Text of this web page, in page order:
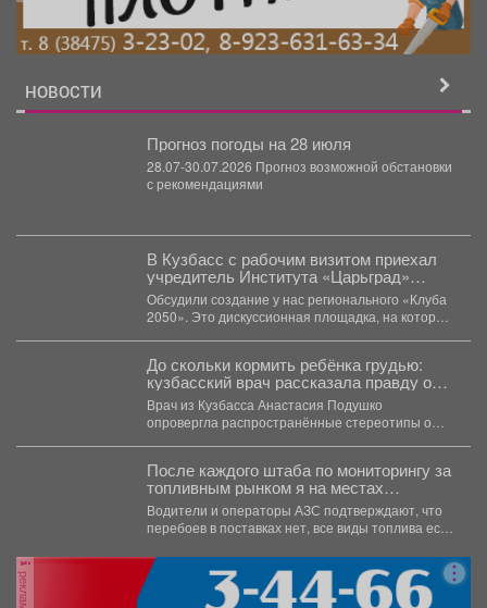
НОВОСТИ
Прогноз погоды на 28 июля
28.07-30.07.2026 Прогноз возможной обстановки
с рекомендациями
В Кузбасс с рабочим визитом приехал
учредитель Института «Царьград»
Константин Малофеев.
Обсудили создание у нас регионального «Клуба
2050». Это дискуссионная площадка, на которой
До скольки кормить ребёнка грудью:
кузбасский врач рассказала правду о
лактации
Врач из Кузбасса Анастасия Подушко
опровергла распространённые стереотипы о
После каждого штаба по мониторингу за
топливным рынком я на местах
проверяю, соответствует ли озвученная
информация действительности.
Водители и операторы АЗС подтверждают, что
перебоев в поставках нет, все виды топлива есть
реклама